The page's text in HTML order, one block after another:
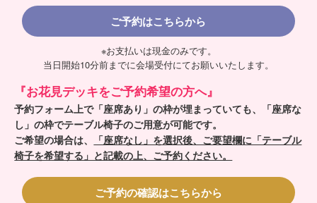
ご予約はこちらから
※お支払いは現金のみです。
当日開始10分前までに会場受付にてお願いいたします。
『お花見デッキをご予約希望の方へ』
予約フォーム上で「座席あり」の枠が埋まっていても、「座席な
し」の枠でテーブル椅子のご用意が可能です。
ご希望の場合は、
「座席なし」を選択後、ご要望欄に「テーブル
椅子を希望する」と記載の上、ご予約ください。
ご予約の確認はこちらから